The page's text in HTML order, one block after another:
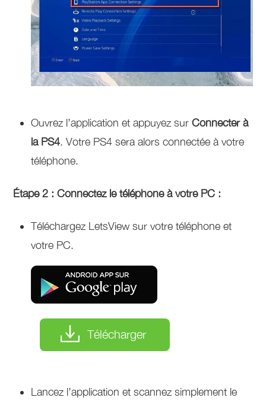
Ouvrez l’application et appuyez surConnecter à
la PS4. Votre PS4 sera alors connectée à votre
téléphone.
Étape 2 : Connectez le téléphone à votre PC :
Téléchargez LetsView sur votre téléphone et
votre PC.
Télécharger
Lancez l’application et scannez simplement le